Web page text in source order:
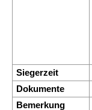
Siegerzeit
Dokumente
Bemerkung